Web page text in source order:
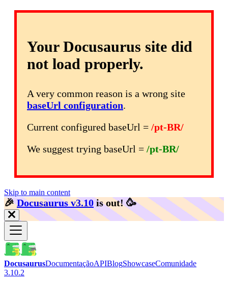
Your Docusaurus site did
not load properly.
A very common reason is a wrong site
baseUrl configuration.
Current configured baseUrl = /pt-BR/
We suggest trying baseUrl = /pt-BR/
Skip to main content
🎉️Docusaurus v3.10 is out! 🥳️
DocusaurusDocumentaçãoAPIBlogShowcaseComunidade
3.10.2